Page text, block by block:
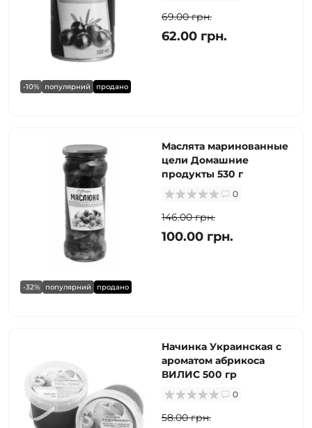
-10% популярний продано
69.00 грн.
62.00 грн.
-32% популярний продано
Маслята маринованные
цели Домашние
продукты 530 г
0
146.00 грн.
100.00 грн.
Начинка Украинская с
ароматом абрикоса
ВИЛИС 500 гр
0
58.00 грн.